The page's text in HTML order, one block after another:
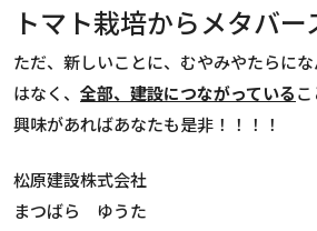
トマト栽培からメタバー
ただ、新しいことに、むやみやたらに
はなく、 全部、建設につながっている
興味があればあなたも是非！！！！
松原建設株式会社
まつばら ゆうた